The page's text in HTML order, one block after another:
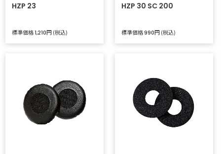
HZP 23
標準価格1,210円 (税込)
HZP 30 SC 200
標準価格990円 (税込)